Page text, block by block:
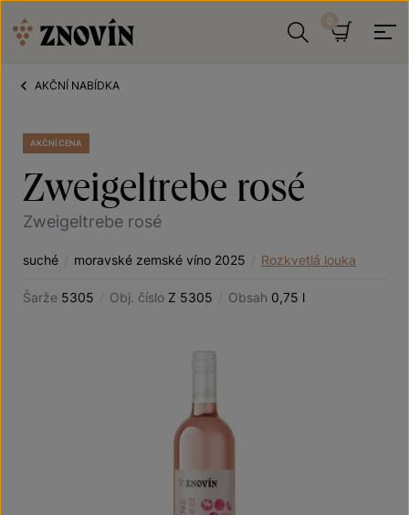
AKČNÍ NABÍDKA
AKČNÍ CENA
Zweigeltrebe rosé
Zweigeltrebe rosé
suché / moravské zemské víno 2025 / Rozkvetlá louka
Šarže 5305 / Obj. číslo Z 5305 / Obsah 0,75 l